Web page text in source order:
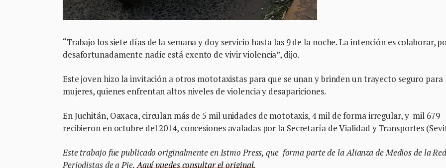
“Trabajo los siete días de la semana y doy servicio hasta las 9 de la noche. La intención es colaborar,
desafortunadamente nadie está exento de vivir violencia”, dijo.
Este joven hizo la invitación a otros mototaxistas para que se unan y brinden un trayecto seguro para
mujeres, quienes enfrentan altos niveles de violencia y desapariciones.
En Juchitán, Oaxaca, circulan más de 5 mil unidades de mototaxis, 4 mil de forma irregular, y mil 679
recibieron en octubre del 2014, concesiones avaladas por la Secretaría de Vialidad y Transportes
Este trabajo fue publicado originalmente en Istmo Press, que forma parte de la Alianza de Medios de la
Periodistas de a Pie. Aquí puedes consultar el original.